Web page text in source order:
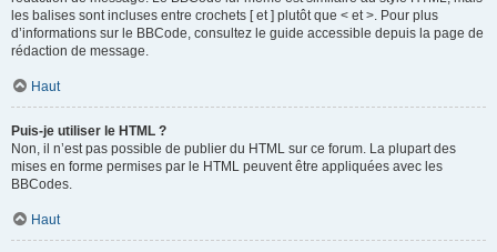
les balises sont incluses entre crochets [ et ] plutôt que < et >. Pour plus
d’informations sur le BBCode, consultez le guide accessible depuis la page de
rédaction de message.
Haut
Puis-je utiliser le HTML ?
Non, il n’est pas possible de publier du HTML sur ce forum. La plupart des
mises en forme permises par le HTML peuvent être appliquées avec les
BBCodes.
Haut